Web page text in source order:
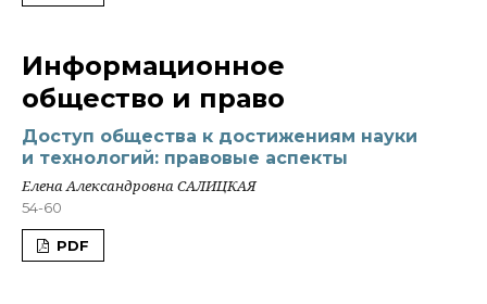
Информационное
общество и право
Доступ общества к достижениям науки
и технологий: правовые аспекты
Елена Александровна САЛИЦКАЯ
54-60
PDF